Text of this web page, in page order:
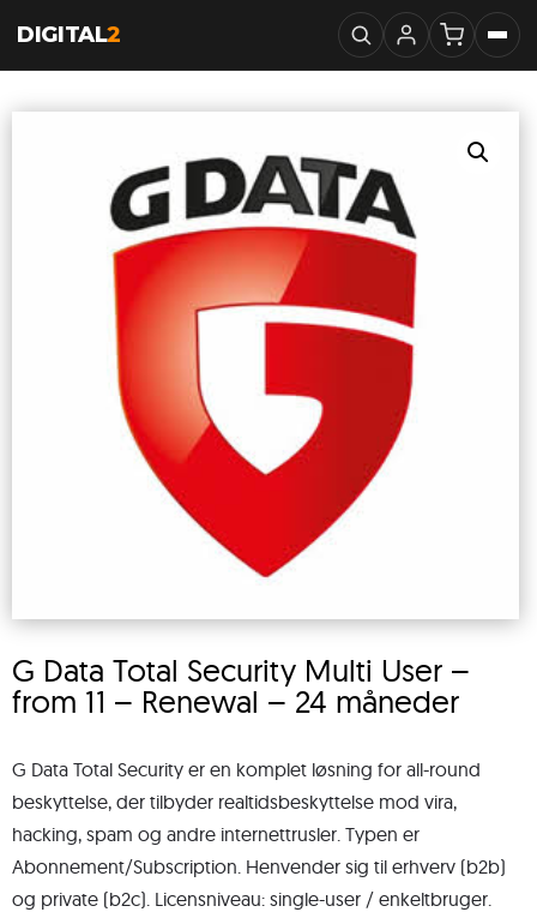
DIGITAL2
G Data Total Security Multi User –
from 11 – Renewal – 24 måneder
G Data Total Security er en komplet løsning for all-round
beskyttelse, der tilbyder realtidsbeskyttelse mod vira,
hacking, spam og andre internettrusler. Typen er
Abonnement/Subscription. Henvender sig til erhverv (b2b)
og private (b2c). Licensniveau: single-user / enkeltbruger.